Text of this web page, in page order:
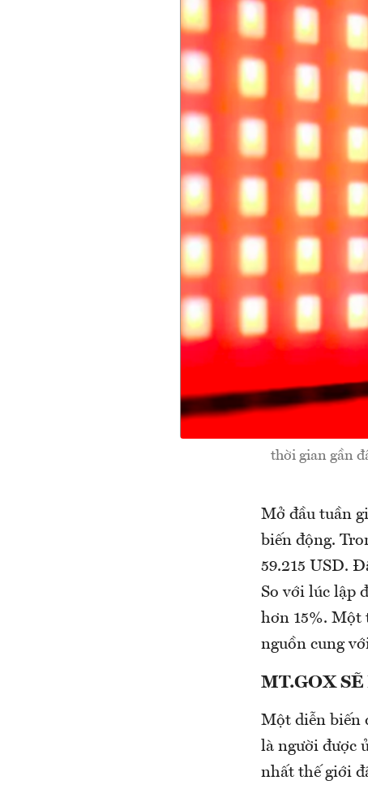
thời gian gần
Mở đầu tuần
biến động.
59.215 USD.
So với lúc lập
hơn 15%. Một
nguồn cung
MT.GOX
Một diễn biến
là người được
nhất thế giới